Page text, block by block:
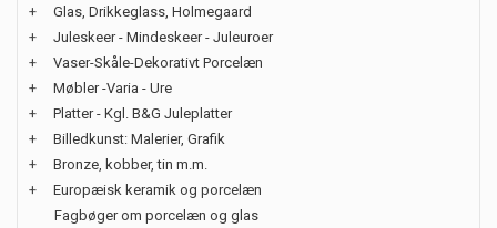
+
Glas, Drikkeglass, Holmegaard
+
Juleskeer - Mindeskeer - Juleuroer
+
Vaser-Skåle-Dekorativt Porcelæn
+
Møbler -Varia - Ure
+
Platter - Kgl. B&G Juleplatter
+
Billedkunst: Malerier, Grafik
+
Bronze, kobber, tin m.m.
+
Europæisk keramik og porcelæn
Fagbøger om porcelæn og glas